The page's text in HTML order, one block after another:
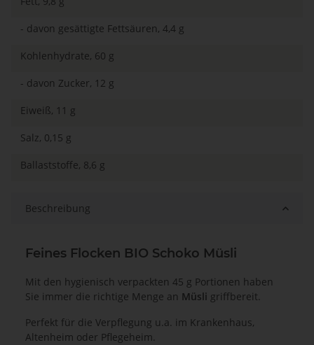
- davon gesättigte Fettsäuren, 4,4 g
Kohlenhydrate, 60 g
- davon Zucker, 12 g
Eiweiß, 11 g
Salz, 0,15 g
Ballaststoffe, 8,6 g
Beschreibung
Feines Flocken BIO Schoko Müsli
Mit den hygienisch verpackten 45 g Portionen haben
Sie immer die richtige Menge an Müsli griffbereit.
Perfekt für die Verpflegung u.a. im Krankenhaus,
Altenheim oder Pflegeheim.